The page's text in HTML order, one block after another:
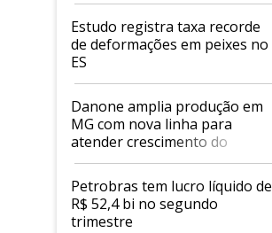
Estudo registra taxa recorde
de deformações em peixes no
ES
Danone amplia produção em
MG com nova linha para
atender crescimento do
mercado de alimentos
proteicos
Petrobras tem lucro líquido de
R$ 52,4 bi no segundo
trimestre